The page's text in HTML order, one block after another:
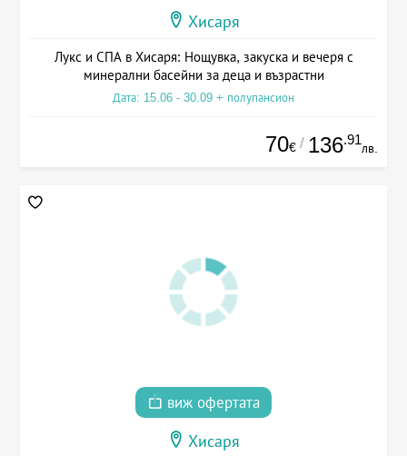
Хисаря
Лукс и СПА в Хисаря: Нощувка, закуска и вечеря с
минерални басейни за деца и възрастни
Дата: 15.06 - 30.09 + полупансион
70€ / 136.91
лв.
виж офертата
Хисаря